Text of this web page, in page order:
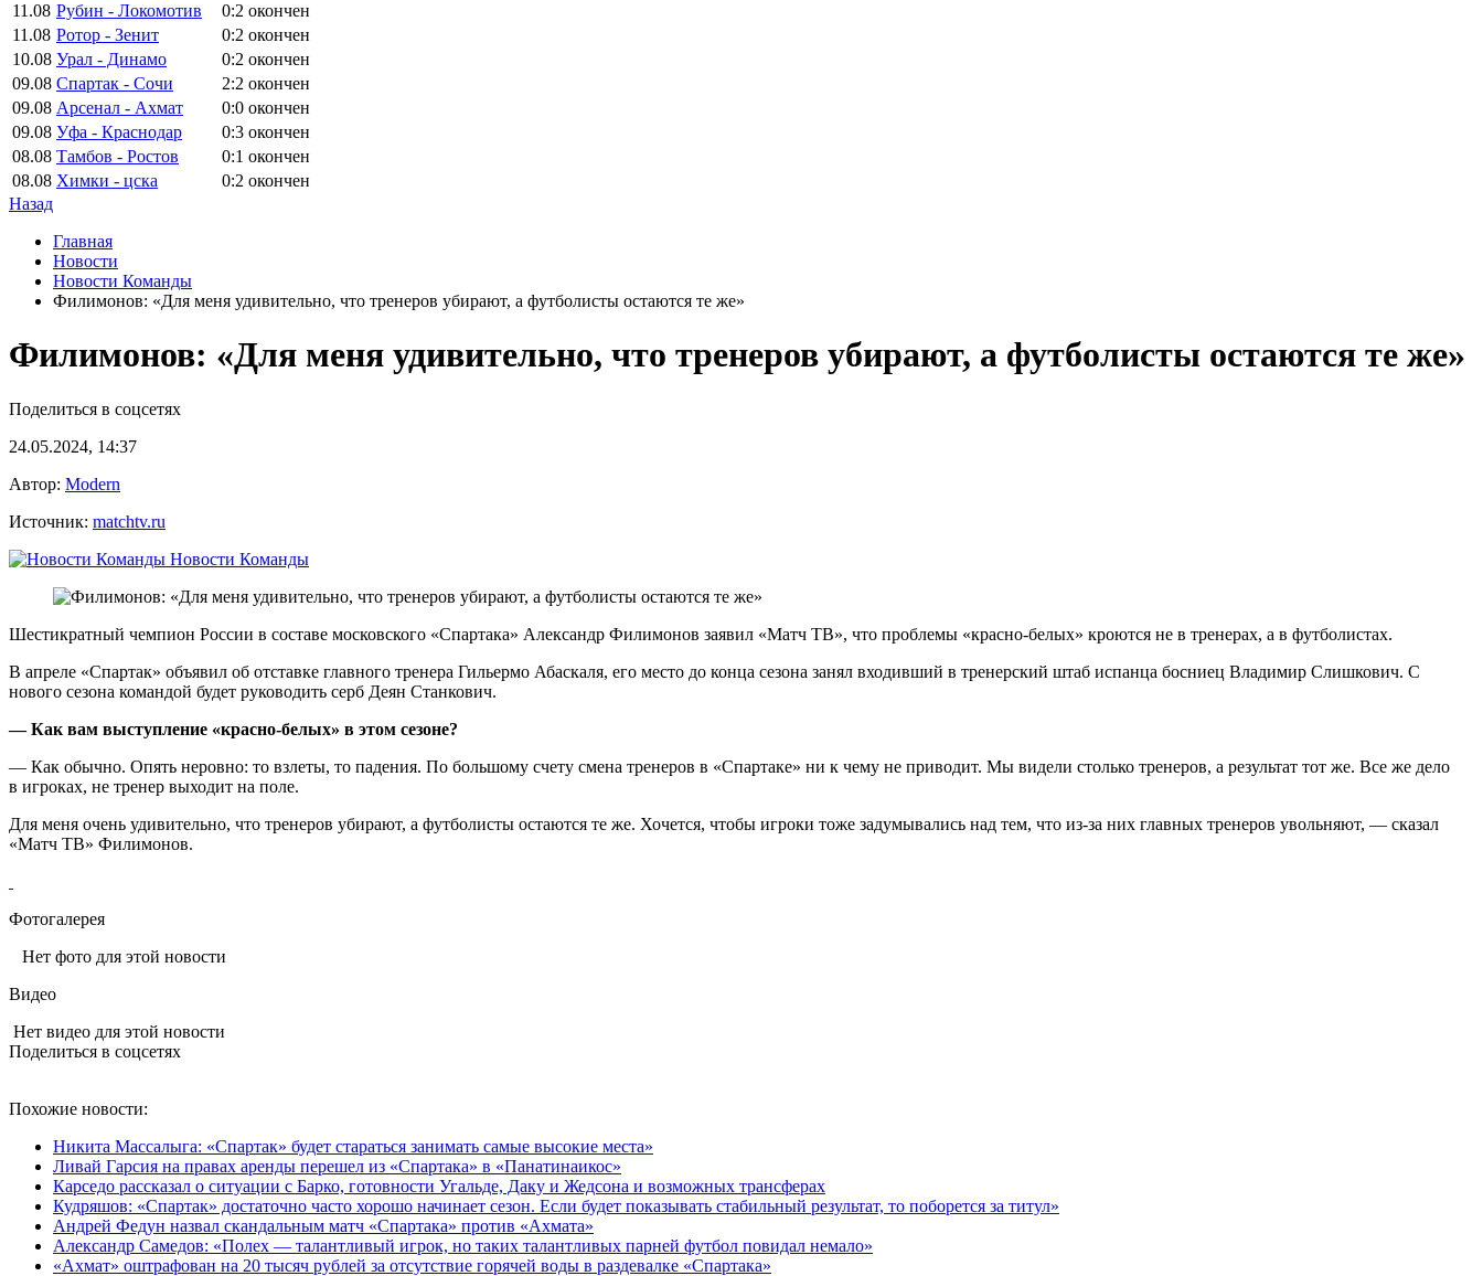
11.08 Рубин - Локомотив 0:2 окончен
11.08 Ротор - Зенит 0:2 окончен
10.08 Урал - Динамо 0:2 окончен
09.08 Спартак - Сочи 2:2 окончен
09.08 Арсенал - Ахмат 0:0 окончен
09.08 Уфа - Краснодар 0:3 окончен
08.08 Тамбов - Ростов 0:1 окончен
08.08 Химки - цска 0:2 окончен
Назад
Главная
Новости
Новости Команды
Филимонов: «Для меня удивительно, что тренеров убирают, а футболисты остаются те же»
Филимонов: «Для меня удивительно, что тренеров убирают, а футболисты остаются те же»
Поделиться в соцсетях
24.05.2024, 14:37
Автор: Modern
Источник: matchtv.ru
Новости Команды
Шестикратный чемпион России в составе московского «Спартака» Александр Филимонов заявил «Матч ТВ», что проблемы «красно‑белых» кроются не в тренерах, а в футболистах.
В апреле «Спартак» объявил об отставке главного тренера Гильермо Абаскаля, его место до конца сезона занял входивший в тренерский штаб испанца босниец Владимир Слишкович. С
нового сезона командой будет руководить серб Деян Станкович.
— Как вам выступление «красно‑белых» в этом сезоне?
— Как обычно. Опять неровно: то взлеты, то падения. По большому счету смена тренеров в «Спартаке» ни к чему не приводит. Мы видели столько тренеров, а результат тот же. Все же дело
в игроках, не тренер выходит на поле.
Для меня очень удивительно, что тренеров убирают, а футболисты остаются те же. Хочется, чтобы игроки тоже задумывались над тем, что из‑за них главных тренеров увольняют, — сказал
«Матч ТВ» Филимонов.
Фотогалерея
Нет фото для этой новости
Видео
Нет видео для этой новости
Поделиться в соцсетях
Похожие новости:
Никита Массалыга: «Спартак» будет стараться занимать самые высокие места»
Ливай Гарсия на правах аренды перешел из «Спартака» в «Панатинаикос»
Карседо рассказал о ситуации с Барко, готовности Угальде, Даку и Жедсона и возможных трансферах
Кудряшов: «Спартак» достаточно часто хорошо начинает сезон. Если будет показывать стабильный результат, то поборется за титул»
Андрей Федун назвал скандальным матч «Спартака» против «Ахмата»
Александр Самедов: «Полех — талантливый игрок, но таких талантливых парней футбол повидал немало»
«Ахмат» оштрафован на 20 тысяч рублей за отсутствие горячей воды в раздевалке «Спартака»